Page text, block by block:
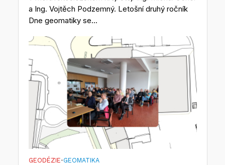
a Ing. Vojtěch Podzemný. Letošní druhý ročník
Dne geomatiky se...
GEODÉZIE•GEOMATIKA